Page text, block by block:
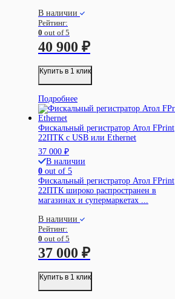
В наличии
Рейтинг:
0 out of 5
40 900 ₽
Купить в 1 клик
Подробнее
Фискальный регистратор Атол FPrint
22ПТК с USB или Ethernet
37 000 ₽
В наличии
0 out of 5
Фискальный регистратор Атол FPrint
22ПТК широко распространен в
магазинах и супермаркетах ...
В наличии
Рейтинг:
0 out of 5
37 000 ₽
Купить в 1 клик